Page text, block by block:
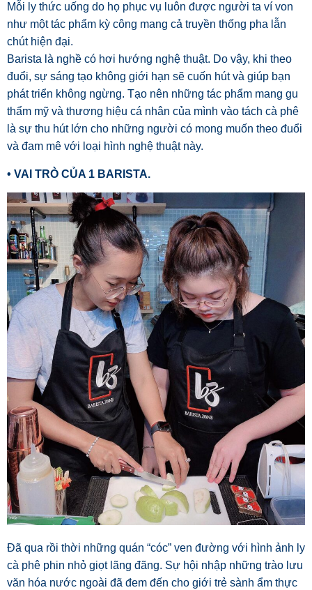
Mỗi ly thức uống do họ phục vụ luôn được người ta ví von
như một tác phẩm kỳ công mang cả truyền thống pha lẫn
chút hiện đại.
Barista là nghề có hơi hướng nghệ thuật. Do vậy, khi theo
đuổi, sự sáng tạo không giới hạn sẽ cuốn hút và giúp bạn
phát triển không ngừng. Tạo nên những tác phẩm mang gu
thẩm mỹ và thương hiệu cá nhân của mình vào tách cà phê
là sự thu hút lớn cho những người có mong muốn theo đuổi
và đam mê với loại hình nghệ thuật này.
• VAI TRÒ CỦA 1 BARISTA.
Đã qua rồi thời những quán “cóc” ven đường với hình ảnh ly
cà phê phin nhỏ giọt lãng đãng. Sự hội nhập những trào lưu
văn hóa nước ngoài đã đem đến cho giới trẻ sành ẩm thực